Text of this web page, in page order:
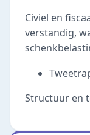
Civiel en
verstandig,
Structuur en